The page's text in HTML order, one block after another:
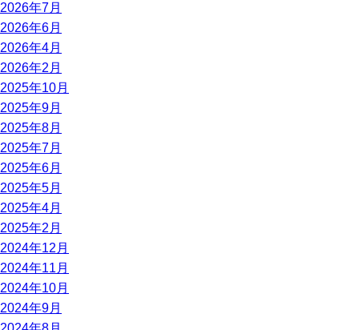
2026年7月
2026年6月
2026年4月
2026年2月
2025年10月
2025年9月
2025年8月
2025年7月
2025年6月
2025年5月
2025年4月
2025年2月
2024年12月
2024年11月
2024年10月
2024年9月